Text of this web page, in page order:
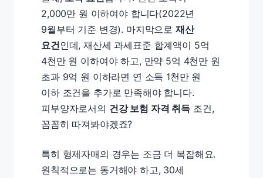
2,000만 원 이하여야 합니다(2022년
9월부터 기준 변경). 마지막으로 재산
요건인데, 재산세 과세표준 합계액이 5억
4천만 원 이하여야 하고, 만약 5억 4천만 원
초과 9억 원 이하라면 연 소득 1천만 원
이하 조건을 추가로 만족해야 합니다.
피부양자로서의 건강 보험 자격 취득조건,
꼼꼼히 따져봐야겠죠?
특히 형제자매의 경우는 조금 더 복잡해요.
원칙적으로는 동거해야 하고, 30세